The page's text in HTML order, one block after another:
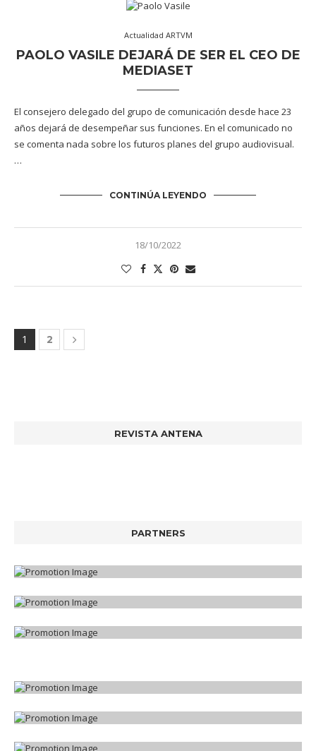
Actualidad ARTVM
PAOLO VASILE DEJARÁ DE SER EL CEO DE
MEDIASET
El consejero delegado del grupo de comunicación desde hace 23
años dejará de desempeñar sus funciones. En el comunicado no
se comenta nada sobre los futuros planes del grupo audiovisual.
…
CONTINÚA LEYENDO
18/10/2022
1 2
REVISTA ANTENA
PARTNERS